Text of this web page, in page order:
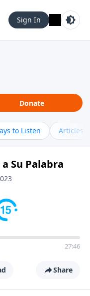
Sign In
Donate
to Listen Articles
Su Palabra
27:46
Share